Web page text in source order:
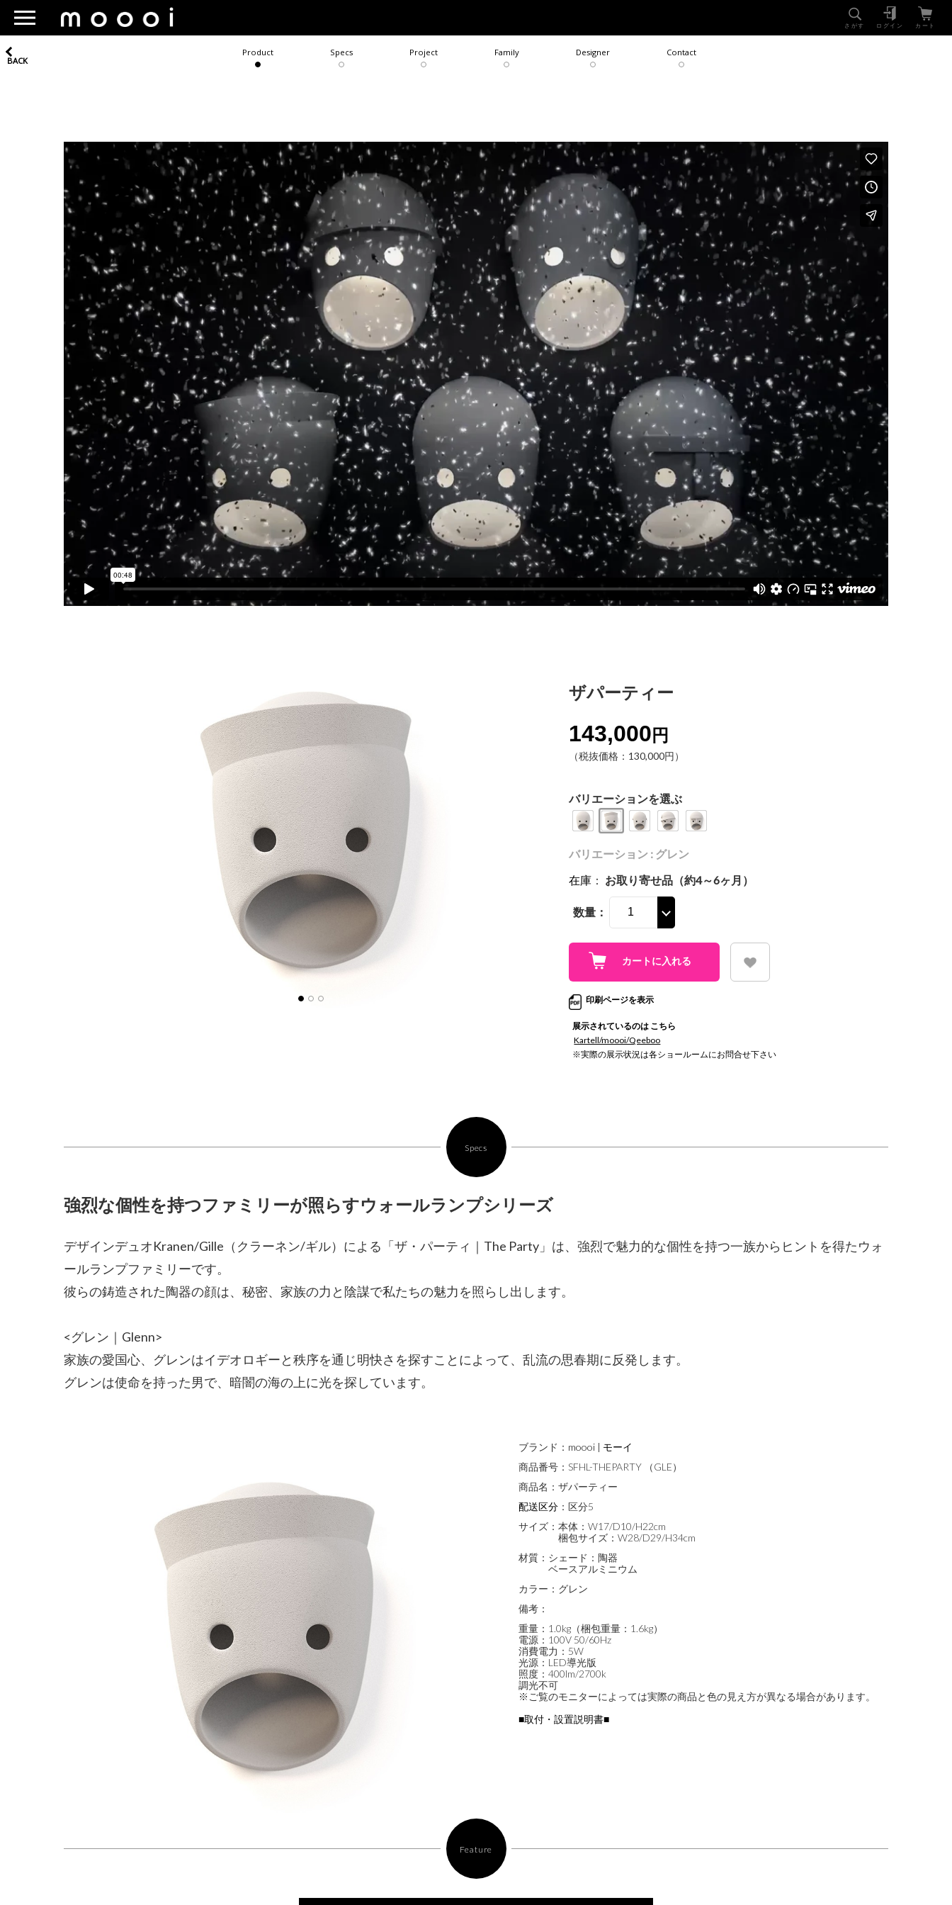
さがす ログイン カート
BACK
Product Specs Project Family Designer Contact
ザパーティー
143,000 円
（税抜価格：130,000円）
バリエーションを選ぶ
バリエーション : グレン
在庫 ： お取り寄せ品（約4～6ヶ月）
数量：
印刷ページを表示
展示されているのは こちら
Kartell/moooi/Qeeboo
※実際の展示状況は各ショールームにお問合せ下さい
Specs
強烈な個性を持つファミリーが照らすウォールランプシリーズ
デザインデュオKranen/Gille（クラーネン/ギル）による「ザ・パーティ｜The Party」は、強烈で魅力的な個性を持つ一族からヒントを得たウォ
ールランプファミリーです。
彼らの鋳造された陶器の顔は、秘密、家族の力と陰謀で私たちの魅力を照らし出します。
<グレン｜Glenn>
家族の愛国心、グレンはイデオロギーと秩序を通じ明快さを探すことによって、乱流の思春期に反発します。
グレンは使命を持った男で、暗闇の海の上に光を探しています。
ブランド： moooi | モーイ
商品番号： SFHL-THEPARTY （GLE）
商品名： ザパーティー
配送区分 ： 区分5
サイズ： 本体：W17/D10/H22cm
梱包サイズ：W28/D29/H34cm
材質： シェード：陶器
ベースアルミニウム
カラー： グレン
備考：
重量：1.0kg（梱包重量：1.6kg）
電源：100V 50/60Hz
消費電力：5W
光源：LED導光版
照度：400lm/2700k
調光不可
※ご覧のモニターによっては実際の商品と色の見え方が異なる場合があります。
■取付・設置説明書■
Feature